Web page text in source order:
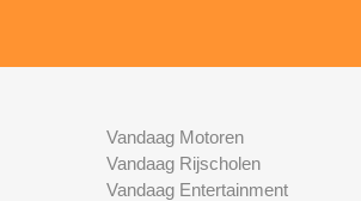
Vandaag Motoren
Vandaag Rijscholen
Vandaag Entertainment